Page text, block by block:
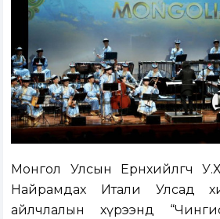
Монгол Улсын Ерөнхийлөгч
Найрамдах Итали Улсад
айлчлалын хүрээнд